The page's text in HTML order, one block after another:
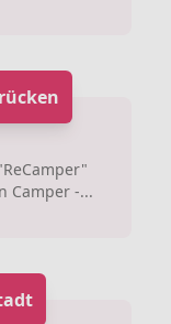
Camper -...